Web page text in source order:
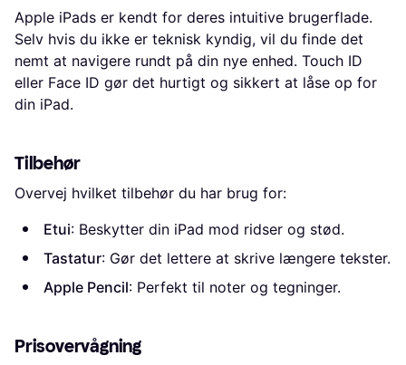
Apple iPads er kendt for deres intuitive brugerflade.
Selv hvis du ikke er teknisk kyndig, vil du finde det
nemt at navigere rundt på din nye enhed. Touch ID
eller Face ID gør det hurtigt og sikkert at låse op for
din iPad.
Tilbehør
Overvej hvilket tilbehør du har brug for:
Etui: Beskytter din iPad mod ridser og stød.
Tastatur: Gør det lettere at skrive længere tekster.
Apple Pencil: Perfekt til noter og tegninger.
Prisovervågning